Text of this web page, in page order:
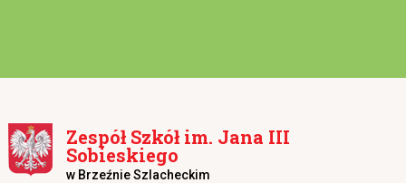
Zespół Szkół im. Jana III
Sobieskiego
w Brzeźnie Szlacheckim